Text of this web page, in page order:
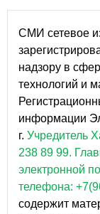
СМИ сетевое
надзору в
технологий и
информации
г. Учредитель
238 89 99.
электронной
телефона:
содержит